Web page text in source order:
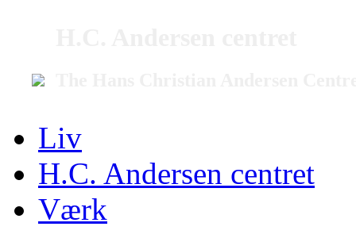
Liv
H.C. Andersen centret
Værk